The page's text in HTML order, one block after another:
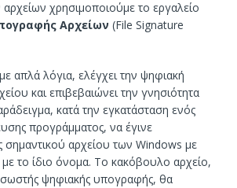
χρησιμοποιούμε το εργαλείο
Αρχείων (File Signature
απλά λόγια, ελέγχει την ψηφιακή
και επιβεβαιώνει την γνησιότητα
κατά την εγκατάσταση ενός
προγράμματος, να έγινε
σημαντικού αρχείου των Windows με
το ίδιο όνομα. Το κακόβουλο αρχείο,
ψηφιακής υπογραφής, θα